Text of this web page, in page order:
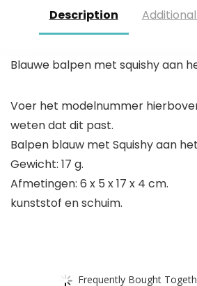
Description
Blauwe balpen met squishy aan
Voer het modelnummer
weten dat dit past.
Balpen blauw met Squishy aan
Gewicht: 17 g.
Afmetingen: 6 x 5 x 17 x 4 cm.
kunststof en schuim.
Frequently Bought